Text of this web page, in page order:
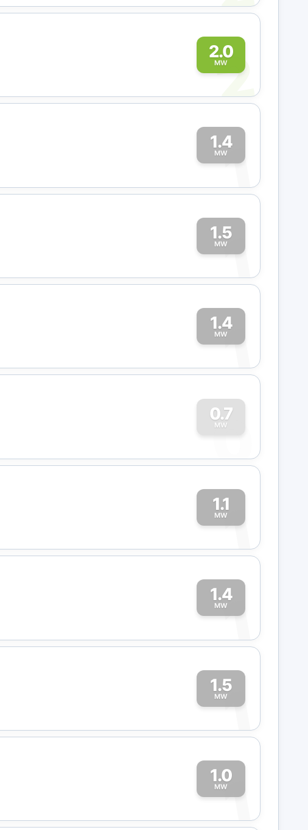
2.0
MW
2
1.4
MW
1
1.5
MW
1
1.4
MW
1
0.7
MW
0
1.1
MW
1
1.4
MW
1
1.5
MW
1
1.0
MW
1